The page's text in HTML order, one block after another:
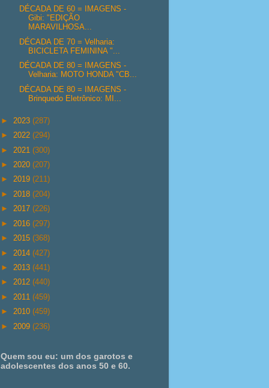
DÉCADA DE 60 = IMAGENS -
Gibi: "EDIÇÃO
MARAVILHOSA...
DÉCADA DE 70 = Velharia:
BICICLETA FEMININA "...
DÉCADA DE 80 = IMAGENS -
Velharia: MOTO HONDA "CB...
DÉCADA DE 80 = IMAGENS -
Brinquedo Eletrônico: MI...
► 2023 (287)
► 2022 (294)
► 2021 (300)
► 2020 (207)
► 2019 (211)
► 2018 (204)
► 2017 (226)
► 2016 (297)
► 2015 (368)
► 2014 (427)
► 2013 (441)
► 2012 (440)
► 2011 (459)
► 2010 (459)
► 2009 (236)
Quem sou eu: um dos garotos e
adolescentes dos anos 50 e 60.